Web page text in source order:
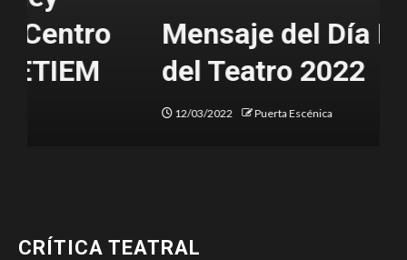
Mensaje del Día Mundial
del Teatro 2022
Puerta Escénica
CRÍTICA TEATRAL